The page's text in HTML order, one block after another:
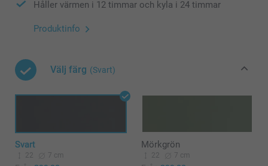
Håller värmen i 12 timmar och kyla i 24 timmar
Produktinfo
Välj färg (Svart)
Svart
22 7 cm
Mörkgrön
22 7 cm